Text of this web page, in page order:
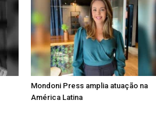
Mondoni Press amplia atuação na
América Latina